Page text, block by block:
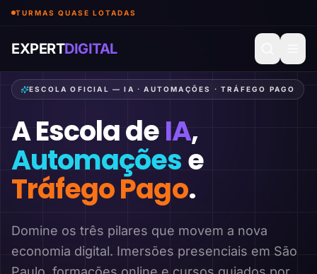
TURMAS QUASE LOTADAS
EXPERTDIGITAL
ESCOLA OFICIAL — IA · AUTOMAÇÕES · TRÁFEGO PAGO
A Escola deIA,
Automaçõese
Tráfego Pago.
Domine os três pilares que movem a nova
economia digital. Imersões presenciais em São